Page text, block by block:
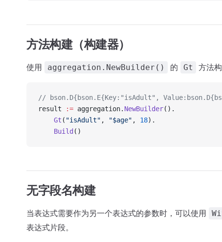
方法构建（构建器）
使用 aggregation.NewBuilder() 的 Gt 方法
// bson.D{bson.E{Key:"isAdult",
result
:= aggregation. NewBuilder().
    Gt
( "isAdult" , "$age" , 18).
    Build
()
无字段名构建
当表达式需要作为另一个表达式的参数时，可以使用
表达式片段。